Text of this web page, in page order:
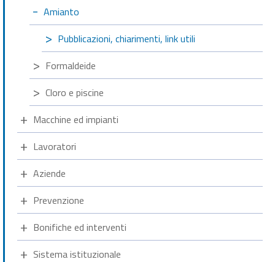
Amianto
Pubblicazioni, chiarimenti, link utili
Formaldeide
Cloro e piscine
Macchine ed impianti
Lavoratori
Aziende
Prevenzione
Bonifiche ed interventi
Sistema istituzionale